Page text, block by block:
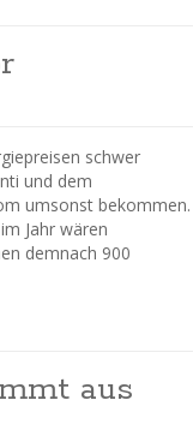
schwer
und dem
umsonst bekommen.
Jahr wären
demnach 900
aus